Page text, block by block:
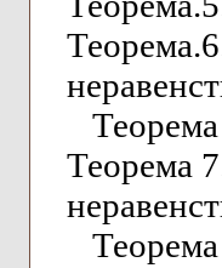
Теорема
Теорема
Теорема